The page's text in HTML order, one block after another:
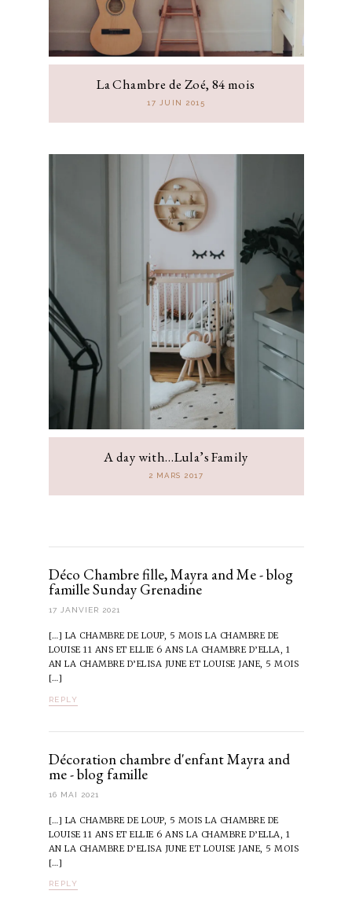
La Chambre de Zoé, 84 mois
17 JUIN 2015
A day with…Lula’s Family
2 MARS 2017
Déco Chambre fille, Mayra and Me - blog
famille Sunday Grenadine
17 JANVIER 2021
[…] LA CHAMBRE DE LOUP, 5 MOIS LA CHAMBRE DE
LOUISE 11 ANS ET ELLIE 6 ANS LA CHAMBRE D’ELLA, 1
AN LA CHAMBRE D’ELISA JUNE ET LOUISE JANE, 5 MOIS
[…]
REPLY
Décoration chambre d'enfant Mayra and
me - blog famille
16 MAI 2021
[…] LA CHAMBRE DE LOUP, 5 MOIS LA CHAMBRE DE
LOUISE 11 ANS ET ELLIE 6 ANS LA CHAMBRE D’ELLA, 1
AN LA CHAMBRE D’ELISA JUNE ET LOUISE JANE, 5 MOIS
[…]
REPLY